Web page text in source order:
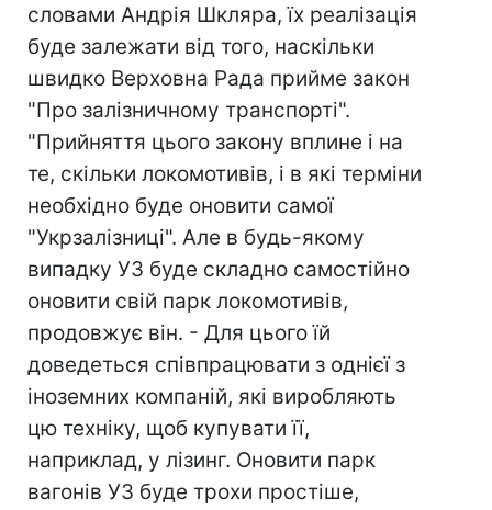
словами Андрія Шкляра, їх реалізація
буде залежати від того, наскільки
швидко Верховна Рада прийме закон
"Про залізничному транспорті".
"Прийняття цього закону вплине і на
те, скільки локомотивів, і в які терміни
необхідно буде оновити самої
"Укрзалізниці". Але в будь-якому
випадку УЗ буде складно самостійно
оновити свій парк локомотивів,
продовжує він. - Для цього їй
доведеться співпрацювати з однієї з
іноземних компаній, які виробляють
цю техніку, щоб купувати її,
наприклад, у лізинг. Оновити парк
вагонів УЗ буде трохи простіше,